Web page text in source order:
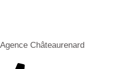
Agence Châteaurenard